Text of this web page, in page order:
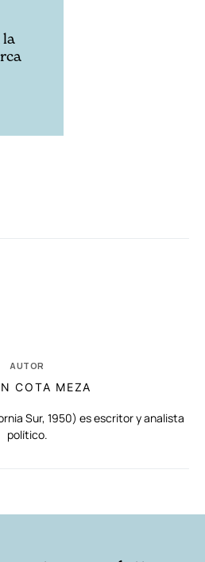
la
AUTOR
COTA MEZA
Sur, 1950) es escritor y analista
político.